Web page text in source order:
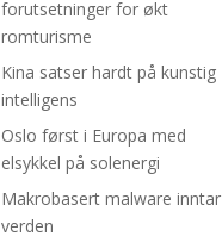
forutsetninger for økt
romturisme
Kina satser hardt på kunstig
intelligens
Oslo først i Europa med
elsykkel på solenergi
Makrobasert malware inntar
verden